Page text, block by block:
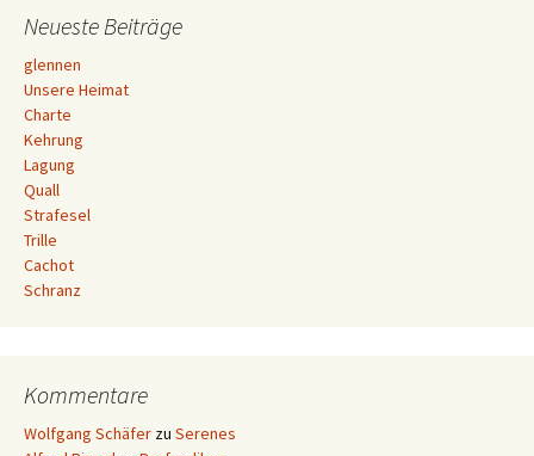
Neueste Beiträge
glennen
Unsere Heimat
Charte
Kehrung
Lagung
Quall
Strafesel
Trille
Cachot
Schranz
Kommentare
Wolfgang Schäfer zu Serenes